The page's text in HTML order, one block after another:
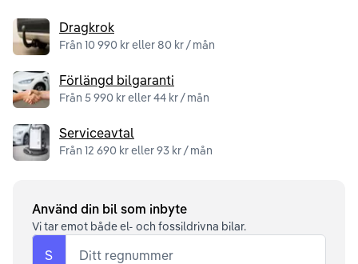
Dragkrok
Från 10 990 kr eller 80 kr / mån
Förlängd bilgaranti
Från 5 990 kr eller 44 kr / mån
Serviceavtal
Från 12 690 kr eller 93 kr / mån
Använd din bil som inbyte
Vi tar emot både el- och fossildrivna bilar.
S Ditt regnummer